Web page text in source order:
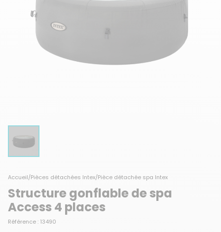
Accueil/Pièces détachées Intex/Pièce détachée spa Intex
Structure gonflable de spa
Access 4 places
Référence : 13490